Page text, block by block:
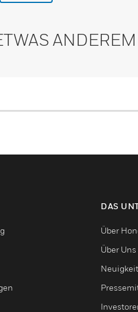
ANDEREM
DAS
Über
Über Uns